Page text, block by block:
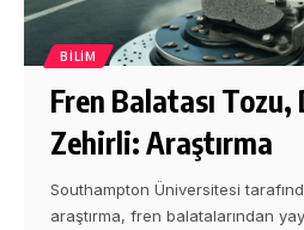
BILIM
Fren Balatası
Zehirli: Araştırma
Southampton Üniversitesi
araştırma, fren balatalarından